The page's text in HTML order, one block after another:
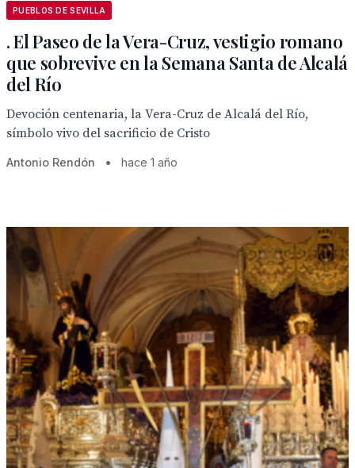
PUEBLOS DE SEVILLA
. El Paseo de la Vera-Cruz, vestigio romano
que sobrevive en la Semana Santa de Alcalá
del Río
Devoción centenaria, la Vera-Cruz de Alcalá del Río,
símbolo vivo del sacrificio de Cristo
Antonio Rendón • hace 1 año